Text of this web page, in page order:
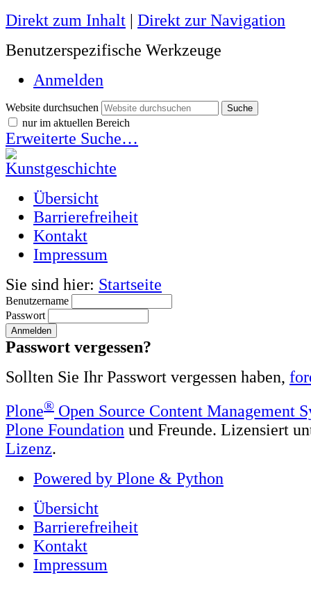
Direkt zum Inhalt | Direkt zur Navigation
Benutzerspezifische Werkzeuge
Anmelden
Website durchsuchen
nur im aktuellen Bereich
Erweiterte Suche…
Übersicht
Barrierefreiheit
Kontakt
Impressum
Sie sind hier: Startseite
Benutzername
Passwort
Passwort vergessen?
Sollten Sie Ihr Passwort vergessen haben,
Plone® Open Source Content Management
Plone Foundation und Freunde. Lizensiert
Lizenz.
Powered by Plone & Python
Übersicht
Barrierefreiheit
Kontakt
Impressum